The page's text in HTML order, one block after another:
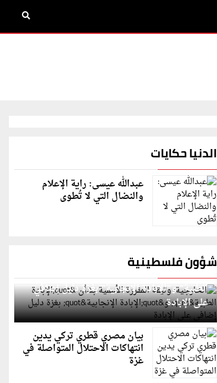
الدنيا حكايات
عبدالله عيسى: راية الإعلام
والنضال التي لا تُطوى
شؤون فلسطينية
الخارجية: وثيقة المقررة الأممية بشأن "الإبادة
الطبية" و"الإبادة الإنجابية" بغزة دليل إضافي
على الإبادة
بيان مصري قطري تركي يدين
انتهاكات الاحتلال المتواصلة في
غزة